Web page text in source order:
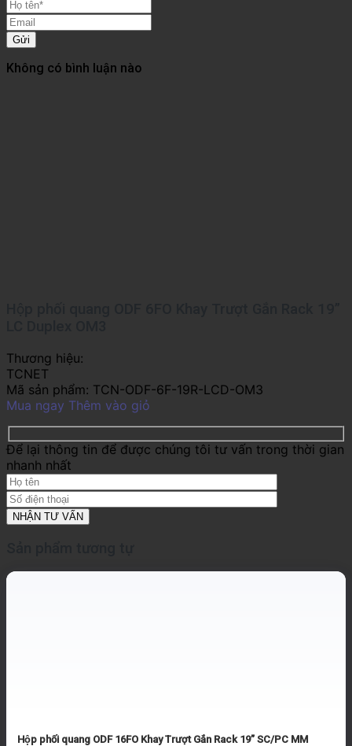
Gửi
Không có bình luận nào
Thương hiệu:
TCNET
Mã sản phẩm: TCN-ODF-6F-19R-LCD-OM3
Mua ngay Thêm vào giỏ
Để lại thông tin để được chúng tôi tư vấn trong thời gian
nhanh nhất
Hộp phối quang ODF 16FO Khay Trượt Gắn Rack 19” SC/PC MM